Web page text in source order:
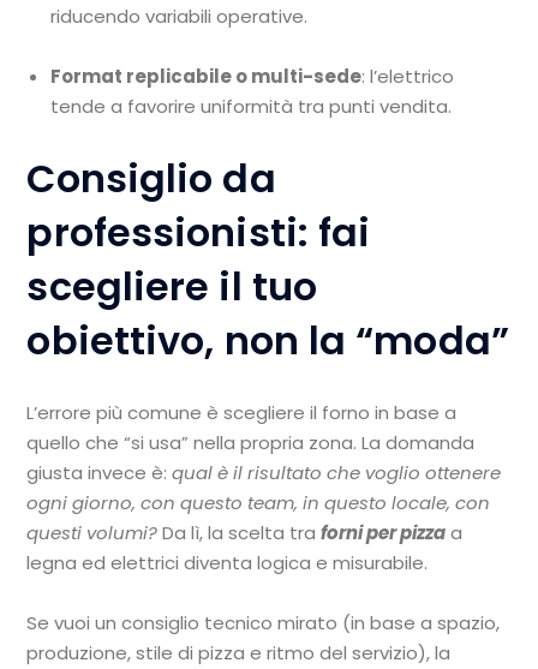
riducendo variabili operative.
Format replicabile o multi-sede: l’elettrico
tende a favorire uniformità tra punti vendita.
Consiglio da
professionisti: fai
scegliere il tuo
obiettivo, non la “moda”
L’errore più comune è scegliere il forno in base a
quello che “si usa” nella propria zona. La domanda
giusta invece è:qual è il risultato che voglio ottenere
ogni giorno, con questo team, in questo locale, con
questi volumi?Da lì, la scelta traforni per pizzaa
legna ed elettrici diventa logica e misurabile.
Se vuoi un consiglio tecnico mirato (in base a spazio,
produzione, stile di pizza e ritmo del servizio), la